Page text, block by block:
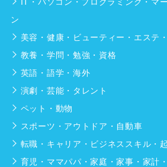
ン
美容・健康・ビューティー・エステ
教養・学問・勉強・資格
英語・語学・海外
演劇・芸能・タレント
ペット・動物
スポーツ・アウトドア・自動車
転職・キャリア・ビジネススキル・
育児・ママパパ・家庭・家事・家計